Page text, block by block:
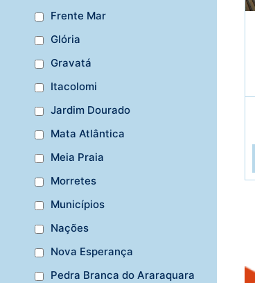
Frente Mar
Glória
Gravatá
Itacolomi
Jardim Dourado
Mata Atlântica
Meia Praia
Morretes
Municípios
Nações
Nova Esperança
Pedra Branca do Araraquara